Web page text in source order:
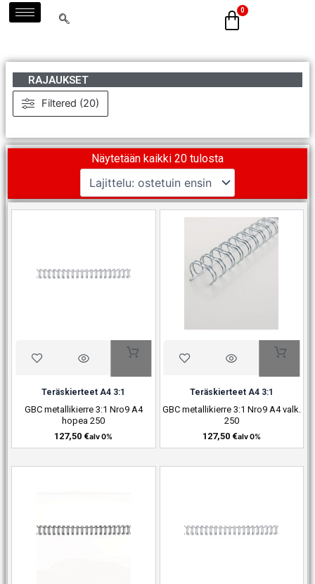
Siirry
sisältöön
RAJAUKSET
Filtered (20)
Näytetään kaikki 20 tulosta
Suosituimmat ensin
Teräskierteet A4 3:1
GBC metallikierre 3:1 Nro9 A4
hopea 250
127,50 €alv 0%
Teräskierteet A4 3:1
GBC metallikierre 3:1 Nro9 A4 valk.
250
127,50 €alv 0%